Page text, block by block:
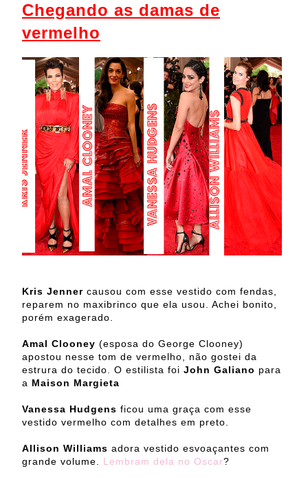
Chegando as damas de
vermelho
Kris Jenner causou com esse vestido com fendas,
reparem no maxibrinco que ela usou. Achei bonito,
porém exagerado.
Amal Clooney (esposa do George Clooney)
apostou nesse tom de vermelho, não gostei da
estrura do tecido. O estilista foi John Galiano para
a Maison Margieta
Vanessa Hudgens ficou uma graça com esse
vestido vermelho com detalhes em preto.
Allison Williams adora vestido esvoaçantes com
grande volume. Lembram dela no Oscar?